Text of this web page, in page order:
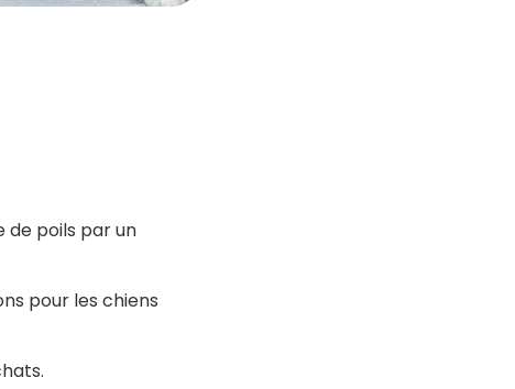
poils par un
pour les chiens